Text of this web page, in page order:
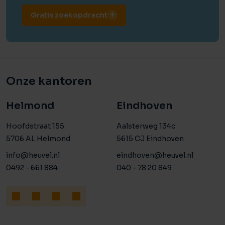
Gratis zoekopdracht
Onze kantoren
Helmond
Hoofdstraat 155
5706 AL Helmond
info@heuvel.nl
0492 - 661 884
Eindhoven
Aalsterweg 134c
5615 CJ Eindhoven
eindhoven@heuvel.nl
040 - 78 20 849